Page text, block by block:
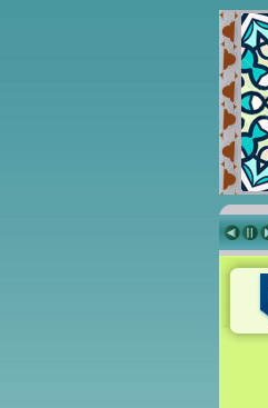
صناعة الإنسان الرساليّ في مدرسة